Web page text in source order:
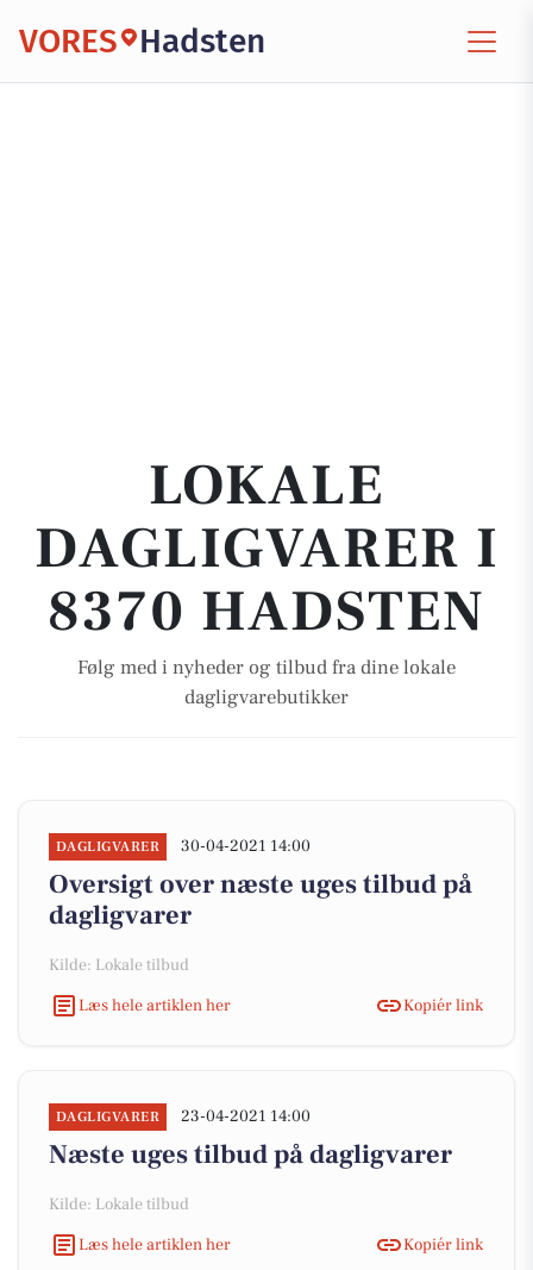
VORES Hadsten
LOKALE
DAGLIGVARER I
8370 HADSTEN
Følg med i nyheder og tilbud fra dine lokale
dagligvarebutikker
DAGLIGVARER 30-04-2021 14:00
Oversigt over næste uges tilbud på
dagligvarer
Kilde: Lokale tilbud
Læs hele artiklen her
Kopiér link
DAGLIGVARER 23-04-2021 14:00
Næste uges tilbud på dagligvarer
Kilde: Lokale tilbud
Læs hele artiklen her
Kopiér link